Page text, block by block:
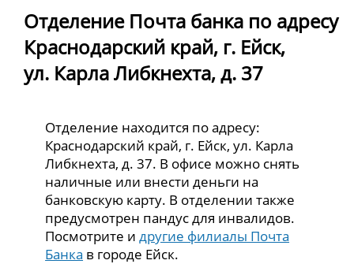
Отделение Почта банка по адресу
Краснодарский край, г. Ейск,
ул. Карла Либкнехта, д. 37
Отделение находится по адресу:
Краснодарский край, г. Ейск, ул. Карла
Либкнехта, д. 37. В офисе можно снять
наличные или внести деньги на
банковскую карту. В отделении также
предусмотрен пандус для инвалидов.
Посмотрите идругие филиалы Почта
Банка в городе Ейск.